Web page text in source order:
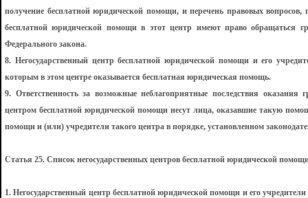
получение бесплатной юридической помощи, и перечень правовых
бесплатной юридической помощи в этот центр имеют право обращаться
Федерального закона.
8. Негосударственный центр бесплатной юридической помощи и его
которым в этом центре оказывается бесплатная юридическая помощь.
9. Ответственность за возможные неблагоприятные последствия
центром бесплатной юридической помощи несут лица, оказавшие такую
помощи и (или) учредители такого центра в порядке, установленном
Статья 25. Список негосударственных центров бесплатной юридической
1. Негосударственный центр бесплатной юридической помощи и его